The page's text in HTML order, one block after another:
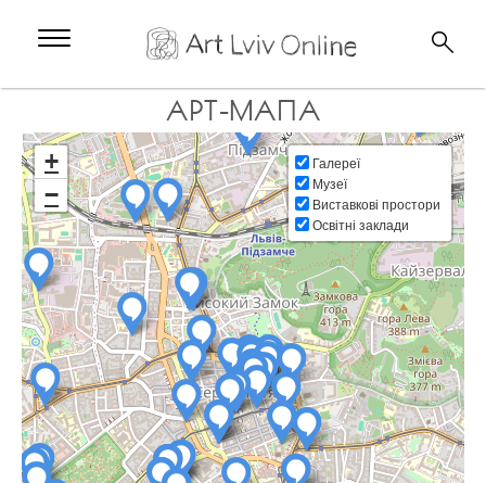
АРТ-МАПА
+
−
Галереї
Музеї
Виставкові простори
Освітні заклади